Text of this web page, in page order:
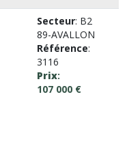
Secteur: B2
89-AVALLON
Référence:
3116
Prix:
107 000 €